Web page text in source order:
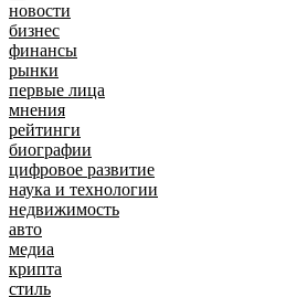
новости
бизнес
финансы
рынки
первые лица
мнения
рейтинги
биографии
цифровое развитие
наука и технологии
недвижимость
авто
медиа
крипта
стиль